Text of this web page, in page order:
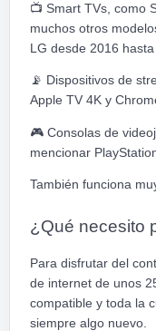
📺 Smart TVs, como
muchos otros
LG desde 2016
📡 Dispositivos de
Apple TV 4K y
🎮 Consolas de
mencionar
También funciona
¿Qué necesito
Para disfrutar del
de internet de unos
compatible y toda la
siempre algo nuevo.